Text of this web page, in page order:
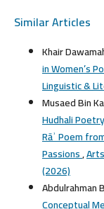
Similar Articles
Khair
in Women’s
Linguistic &
Musaed Bin
Hudhali
Rāʾ Poem
Passions,
(2026)
Abdulrahman
Conceptual